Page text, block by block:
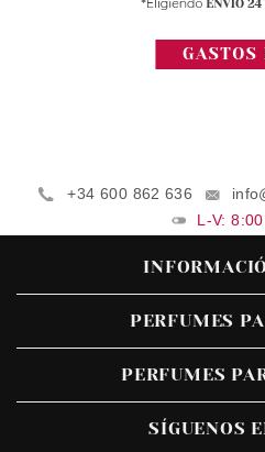
+34 600 862 636
L-V:
PERFUMES
PERFUMES
SÍGUENOS